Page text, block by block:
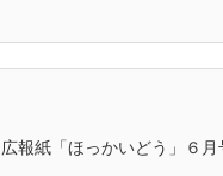
広報紙「ほっかいどう」６月